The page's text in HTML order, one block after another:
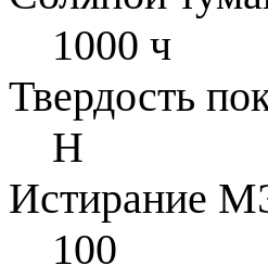
1000 ч
Твердость
H
Истирание
100